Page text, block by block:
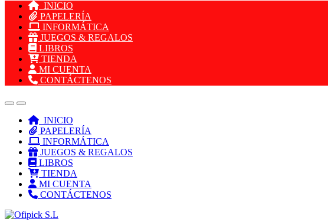
INICIO
PAPELERÍA
INFORMÁTICA
JUEGOS & REGALOS
LIBROS
TIENDA
MI CUENTA
CONTÁCTENOS
INICIO
PAPELERÍA
INFORMÁTICA
JUEGOS & REGALOS
LIBROS
TIENDA
MI CUENTA
CONTÁCTENOS